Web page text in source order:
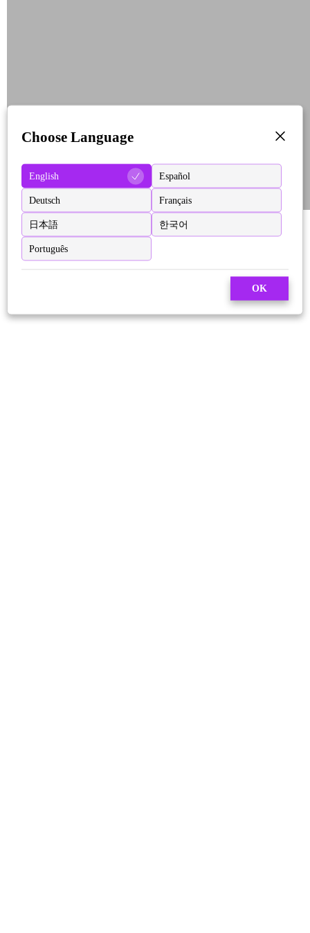
Choose Language
English Español
Deutsch Français
日本語 한국어
Português
OK